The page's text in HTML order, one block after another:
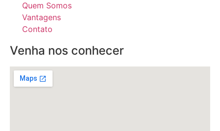
Quem Somos
Vantagens
Contato
Venha nos conhecer